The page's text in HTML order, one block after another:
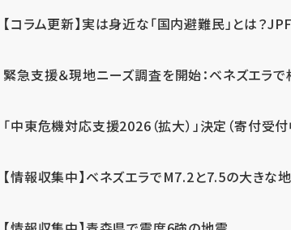
【コラム更新】実は身近な「国内避難民」とは？
緊急支援＆現地ニーズ調査を開始：ベネズエラ
「中東危機対応支援2026（拡大）」決定（寄付受付
【情報収集中】ベネズエラでM7.2と7.5の大きな